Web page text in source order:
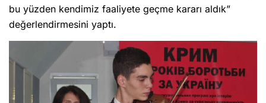
bu yüzden kendimiz faaliyete geçme kararı aldık”
değerlendirmesini yaptı.